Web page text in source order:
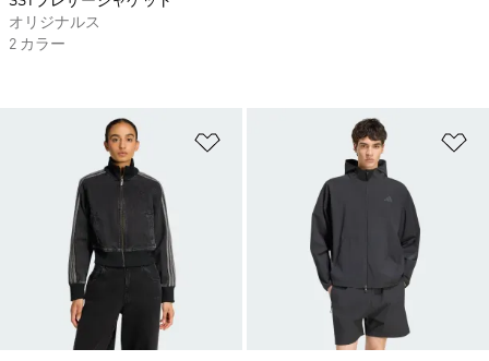
ほしいものリストに追加
オリジナルス
2 カラー